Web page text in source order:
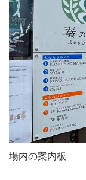
場内の案内板